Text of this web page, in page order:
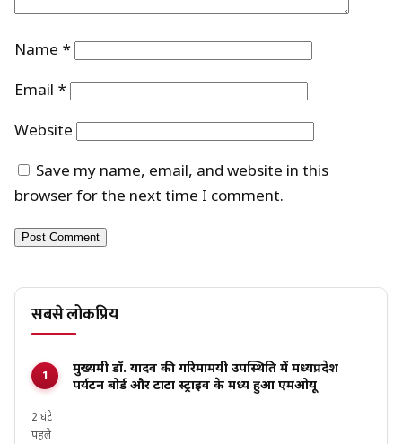
Name *
Email *
Website
Save my name, email, and website in this
browser for the next time I comment.
सबसे लोकप्रिय
मुख्यमंत्री डॉ. यादव की गरिमामयी उपस्थिति में मध्यप्रदेश
पर्यटन बोर्ड और टाटा स्ट्राइव के मध्य हुआ एमओयू
2 घंटे
पहले